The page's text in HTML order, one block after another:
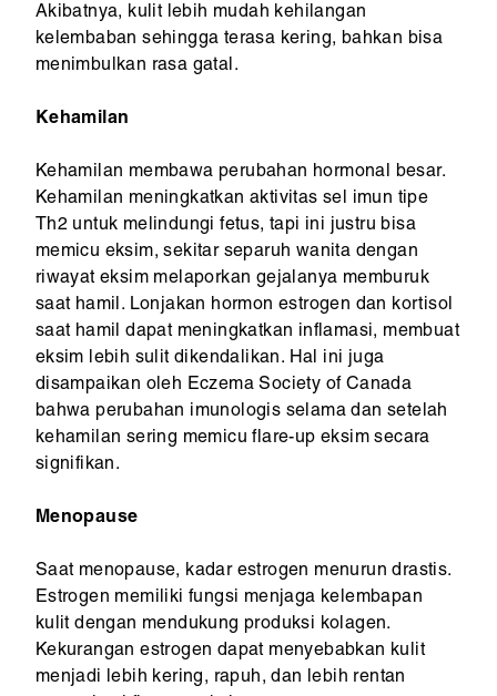
Akibatnya, kulit lebih mudah kehilangan
kelembaban sehingga terasa kering, bahkan bisa
menimbulkan rasa gatal.
Kehamilan
Kehamilan membawa perubahan hormonal besar.
Kehamilan meningkatkan aktivitas sel imun tipe
Th2 untuk melindungi fetus, tapi ini justru bisa
memicu eksim, sekitar separuh wanita dengan
riwayat eksim melaporkan gejalanya memburuk
saat hamil. Lonjakan hormon estrogen dan kortisol
saat hamil dapat meningkatkan inflamasi, membuat
eksim lebih sulit dikendalikan. Hal ini juga
disampaikan oleh Eczema Society of Canada
bahwa perubahan imunologis selama dan setelah
kehamilan sering memicu flare-up eksim secara
signifikan.
Menopause
Saat menopause, kadar estrogen menurun drastis.
Estrogen memiliki fungsi menjaga kelembapan
kulit dengan mendukung produksi kolagen.
Kekurangan estrogen dapat menyebabkan kulit
menjadi lebih kering, rapuh, dan lebih rentan